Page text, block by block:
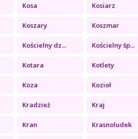
Kosa Kosiarz
Koszary Koszmar
Kościelny dz... Kościelny śp...
Kotara Kotlety
Koza Kozioł
Kradzież Kraj
Kran Krasnoludek